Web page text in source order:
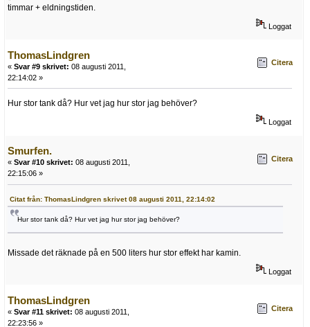
timmar + eldningstiden.
Loggat
ThomasLindgren
« Svar #9 skrivet: 08 augusti 2011,
22:14:02 »
Citera
Hur stor tank då? Hur vet jag hur stor jag behöver?
Loggat
Smurfen.
« Svar #10 skrivet: 08 augusti 2011,
22:15:06 »
Citera
Citat från: ThomasLindgren skrivet 08 augusti 2011, 22:14:02
Hur stor tank då? Hur vet jag hur stor jag behöver?
Missade det räknade på en 500 liters hur stor effekt har kamin.
Loggat
ThomasLindgren
« Svar #11 skrivet: 08 augusti 2011,
22:23:56 »
Citera